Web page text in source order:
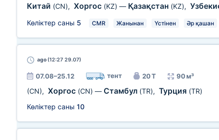
Китай (CN), Хоргос (KZ) — Қазақстан (KZ),
Көліктер саны 5 CMR Жанынан Үстінен Әр қашан
ago (12:27 29.07)
07.08–25.12 тент 20 Т 90 м³
(CN), Хоргос (CN) — Стамбул (TR), Турция (TR)
Көліктер саны 10